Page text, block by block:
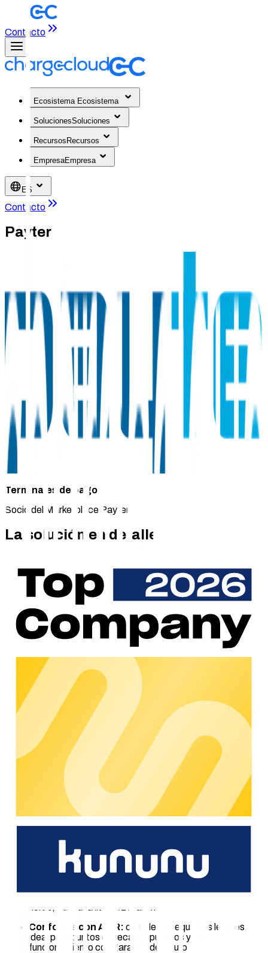
Contacto
Ecosistema Ecosistema
SolucionesSoluciones
Recursos Recursos
EmpresaEmpresa
ES
Contacto
Payter
Terminales de pago
Socio del Marketplace Payter
La solución en detalle
vandalismo y las inclemencias meteorológicas, por lo que es
ideal para su uso en infraestructuras de recarga en espacios
públicos. Con la pantalla táctil integrada de 3,5 pulgadas, los
usuarios de movilidad eléctrica pueden seleccionar
cómodamente la estación de recarga deseada, configurar un
idioma y también realizar pagos de forma segura
introduciendo un PIN.
Además, gracias al software MyPayter, los operadores
pueden supervisar en todo momento toda su flota de
terminales y controlar de forma centralizada el mantenimiento
y la generación de informes. De este modo, Payter cumple los
requisitos de AFIR y ofrece una solución de pago flexible y
con garantía de futuro.
¿Por qué elegir Payter?
Payter ofrece terminales de pago, autogestionados y
económicos. Estos hacen que pagar recargas puntuales sea
tan fácil como en el supermercado. A través de la pantalla
táctil integrada, se pueden iniciar recargas de forma intuitiva y
pagarlas directamente in situ, con tarjetas de crédito y débito
habituales o incluso con monederos móviles, como Apple Pay
Fácil integración: comunicación directa con el
sistema chargecloud (conexión cloud-to-cloud),
terminales conectados en cuestión de minutos
Conforme con AFIR: cumple los requisitos legales,
ideal para puntos de recarga públicos y un
funcionamiento con garantía de futuro